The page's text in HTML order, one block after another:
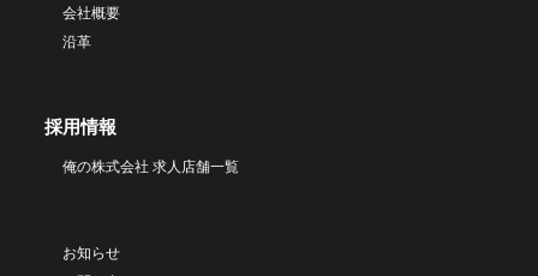
会社概要
沿革
採用情報
俺の株式会社 求人店舗一覧
お知らせ